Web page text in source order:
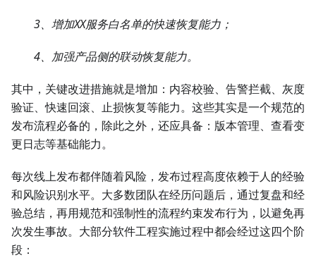
3、增加XX服务白名单的快速恢复能力；
4、加强产品侧的联动恢复能力。
其中，关键改进措施就是增加：内容校验、告警拦截、灰度
验证、快速回滚、止损恢复等能力。这些其实是一个规范的
发布流程必备的，除此之外，还应具备：版本管理、查看变
更日志等基础能力。
每次线上发布都伴随着风险，发布过程高度依赖于人的经验
和风险识别水平。大多数团队在经历问题后，通过复盘和经
验总结，再用规范和强制性的流程约束发布行为，以避免再
次发生事故。大部分软件工程实施过程中都会经过这四个阶
段：